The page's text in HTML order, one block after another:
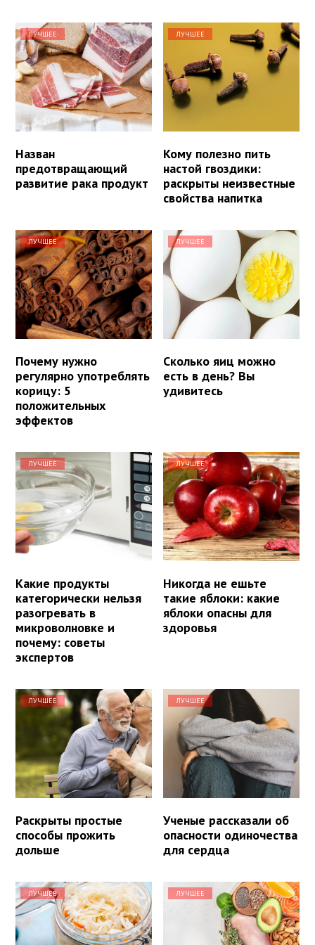
ЛУЧШЕЕ
Назван
предотвращающий
развитие рака продукт
ЛУЧШЕЕ
Кому полезно пить
настой гвоздики:
раскрыты неизвестные
свойства напитка
ЛУЧШЕЕ
Почему нужно
регулярно употреблять
корицу: 5
положительных
эффектов
ЛУЧШЕЕ
Сколько яиц можно
есть в день? Вы
удивитесь
ЛУЧШЕЕ
Какие продукты
категорически нельзя
разогревать в
микроволновке и
почему: советы
экспертов
ЛУЧШЕЕ
Никогда не ешьте
такие яблоки: какие
яблоки опасны для
здоровья
ЛУЧШЕЕ
Раскрыты простые
способы прожить
дольше
ЛУЧШЕЕ
Ученые рассказали об
опасности одиночества
для сердца
ЛУЧШЕЕ ЛУЧШЕЕ